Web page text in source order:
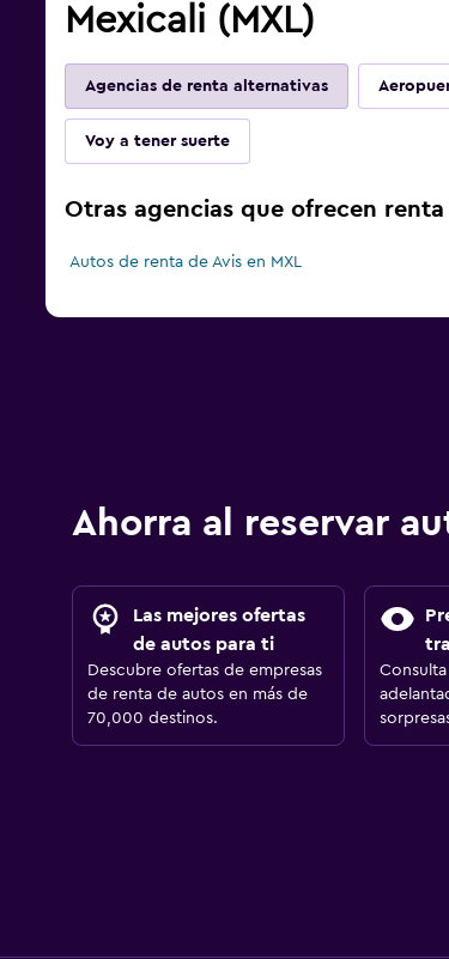
Mexicali (MXL)
Agencias de renta alternativas
Voy a tener suerte
Otras agencias que ofrecen
Autos de renta de Avis en MXL
Ahorra al reservar
Las mejores ofertas
de autos para ti
Descubre ofertas de empresas
de renta de autos en más de
70,000 destinos.